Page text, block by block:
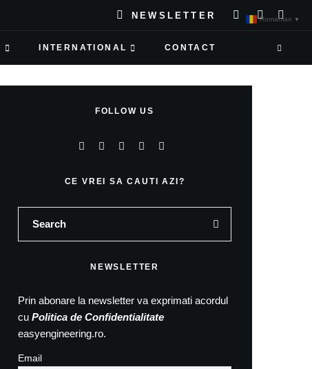
NEWSLETTER
INTERNATIONAL CONTACT
FOLLOW US
CE VREI SA CAUTI AZI?
NEWSLETTER
Prin abonare la newsletter va exprimati acordul
cu Politica de Confidentialitate
easyengineering.ro.
Email
Romanian ▼